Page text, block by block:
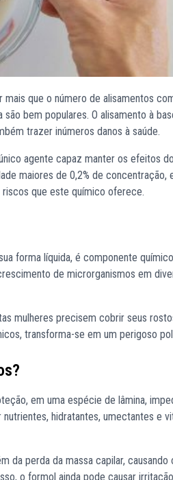
que o número de alisamentos
bem populares. O alisamento à
trazer inúmeros danos à saúde.
agente capaz manter os efeitos
maiores de 0,2% de concentração,
que este químico oferece.
forma líquida, é componente
de microrganismos em
mulheres precisem cobrir seus
transforma-se em um perigoso
em uma espécie de lâmina,
hidratantes, umectantes e
da perda da massa capilar,
o formol ainda pode causar